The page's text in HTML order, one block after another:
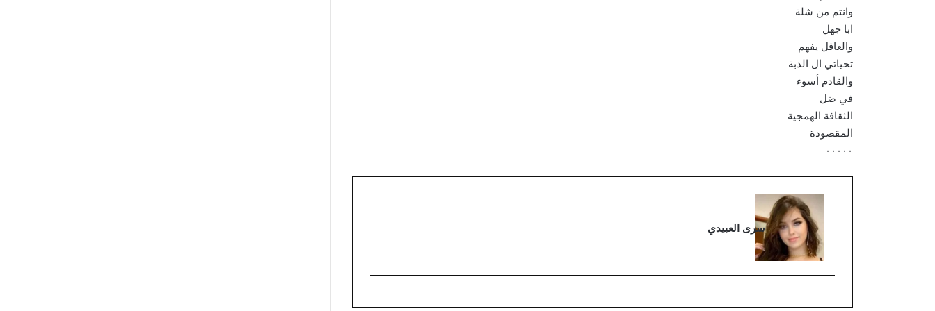
وانتم من شلة
ابا جهل
والعاقل يفهم
تحياتي ال الدبة
والقادم أسوء
في ضل
الثقافة الهمجية
المقصودة
٠٠٠٠٠
سرى العبيدي